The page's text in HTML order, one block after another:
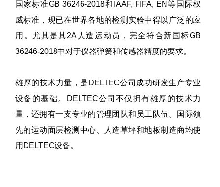
国家标准GB 36246-2018和IAAF, FIFA, EN等国际权
威标准，现已在世界各地的检测实验中得以广泛的应
用。尤其是其2A人造运动员，完全符合新国标GB
36246-2018中对于仪器弹簧和传感器精度的要求。
雄厚的技术力量，是DELTEC公司成功研发生产专业
设备的基础。DELTEC公司不仅拥有雄厚的技术力
量，还拥有一支专业的管理团队和员工队伍。国际领
先的运动面层检测中心、人造草坪和地板制造商均使
用DELTEC设备。